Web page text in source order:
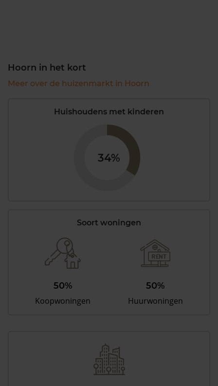
Hoorn in het kort
Meer over de huizenmarkt in Hoorn
Huishoudens met kinderen
34%
Soort woningen
50%
Koopwoningen
50%
Huurwoningen